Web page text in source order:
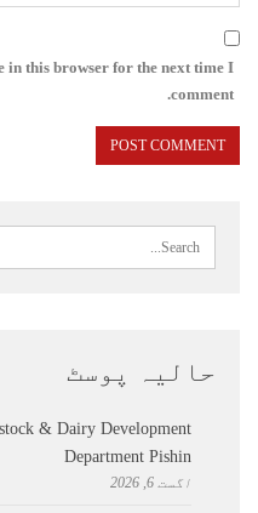
in this browser for the next time I
comment.
حالیہ پوسٹ
& Dairy Development
Department Pishin
اگست 6, 2026